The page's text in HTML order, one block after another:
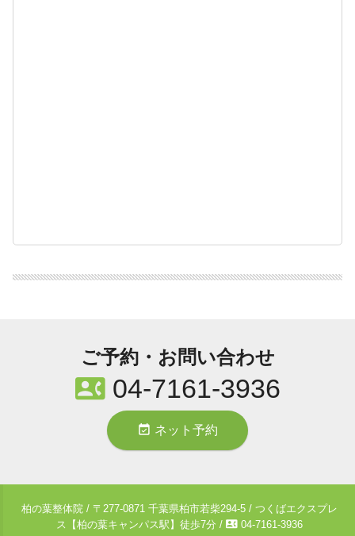
ご予約・お問い合わせ
contact_phone04-7161-3936
event_available ネット予約
柏の葉整体院 / 〒277-0871 千葉県柏市若柴294-5 / つくばエクスプレ
ス【柏の葉キャンパス駅】徒歩7分 / contact_phone 04-7161-3936